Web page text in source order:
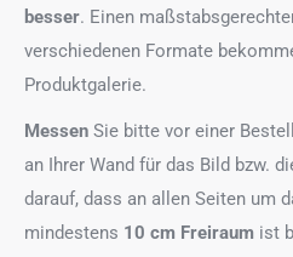
besser. Einen
verschiedenen Formate
Produktgalerie.
Messen Sie bitte vor einer
an Ihrer Wand für das Bild bzw.
darauf, dass an allen Seiten um
mindestens 10 cm Freiraum ist